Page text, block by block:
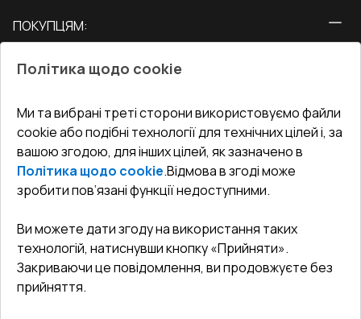
Двері
ПОКУПЦЯМ:
Блог
Адреса гіпермаркета
Як правильно заміряти вікна
СЕРВІС ТА ОБЛУГОВУВАННЯ:
Доставка і Оплата
Гарантія та Сервіс
Повернення товару
Договір публічної оферти
КОНТАКТИ
Офіс:Україна, м. Вінниця, вул. Келецька 60 кв. 61
undefined(undefined)
Політика щодо cookie
Ми та вибрані треті сторони використовуємо файли
cookie або подібні технології для технічних цілей і, за
вашою згодою, для інших цілей, як зазначено в
Політика щодо cookie.Відмова в згоді може
зробити пов’язані функції недоступними.
Ви можете дати згоду на використання таких
технологій, натиснувши кнопку «Прийняти».
Закриваючи це повідомлення, ви продовжуєте без
прийняття.